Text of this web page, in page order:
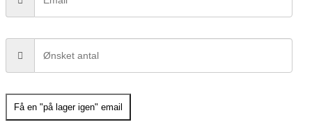
Få en "på lager igen" email